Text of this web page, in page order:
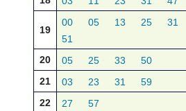
19
00 05 13 25 31
51
20 05 25 33 50
21
03 23 31 59
22
27 57